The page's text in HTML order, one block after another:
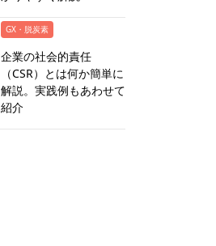
GX・脱炭素
企業の社会的責任
（CSR）とは何か簡単に
解説。実践例もあわせて
紹介